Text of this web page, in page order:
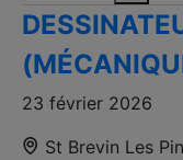
23 février 2026
St Brevin Les